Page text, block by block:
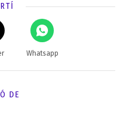
Whatsapp
DE